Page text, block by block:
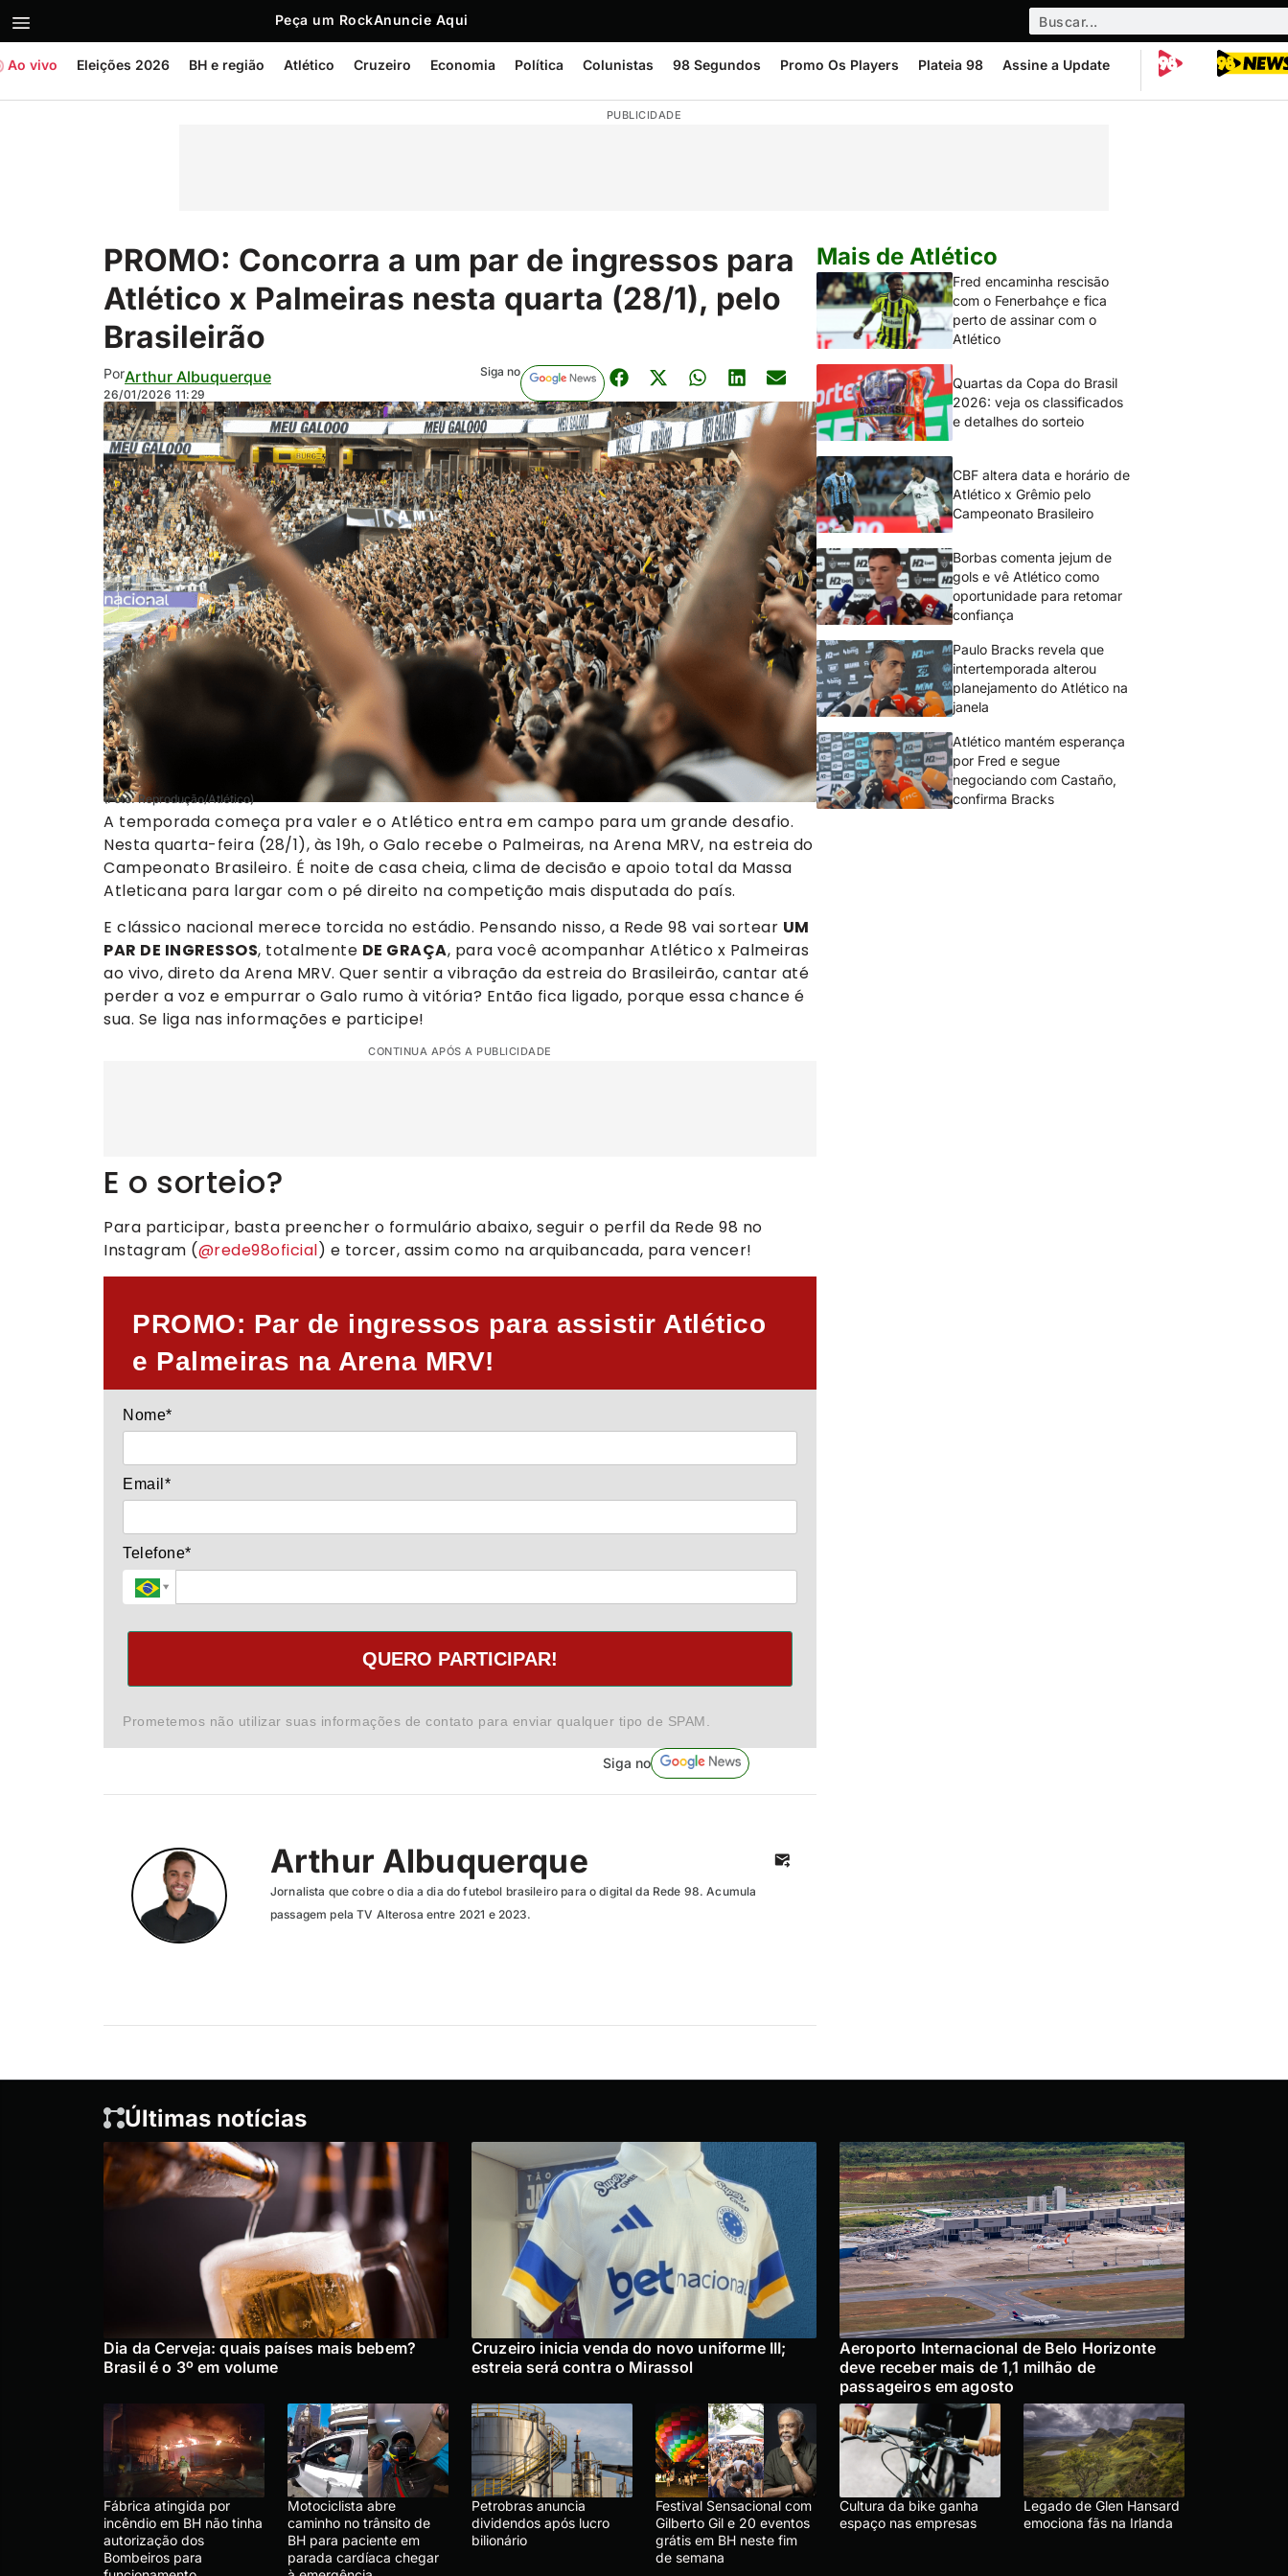
Peça um RockAnuncie Aqui
Ao vivo Eleições 2026 BH e região Atlético Cruzeiro Economia Política Colunistas 98 Segundos Promo Os Players Plateia 98 Assine a Update
PUBLICIDADE
PROMO: Concorra a um par de ingressos para
Atlético x Palmeiras nesta quarta (28/1), pelo
Brasileirão
PorArthur Albuquerque
26/01/2026 11:29
Siga no
(Foto: Reprodução/Atlético)
A temporada começa pra valer e o Atlético entra em campo para um grande desafio.
Nesta quarta-feira (28/1), às 19h, o Galo recebe o Palmeiras, na Arena MRV, na estreia do
Campeonato Brasileiro. É noite de casa cheia, clima de decisão e apoio total da Massa
Atleticana para largar com o pé direito na competição mais disputada do país.
E clássico nacional merece torcida no estádio. Pensando nisso, a Rede 98 vai sortear UM
PAR DE INGRESSOS, totalmente DE GRAÇA, para você acompanhar Atlético x Palmeiras
ao vivo, direto da Arena MRV. Quer sentir a vibração da estreia do Brasileirão, cantar até
perder a voz e empurrar o Galo rumo à vitória? Então fica ligado, porque essa chance é
sua. Se liga nas informações e participe!
CONTINUA APÓS A PUBLICIDADE
E o sorteio?
Para participar, basta preencher o formulário abaixo, seguir o perfil da Rede 98 no
Instagram (@rede98oficial) e torcer, assim como na arquibancada, para vencer!
PROMO: Par de ingressos para assistir Atlético
e Palmeiras na Arena MRV!
Nome*
Email*
Telefone*
QUERO PARTICIPAR!
Prometemos não utilizar suas informações de contato para enviar qualquer tipo de SPAM.
Siga no
Arthur Albuquerque
Jornalista que cobre o dia a dia do futebol brasileiro para o digital da Rede 98. Acumula
passagem pela TV Alterosa entre 2021 e 2023.
Mais de Atlético
Fred encaminha rescisão
com o Fenerbahçe e fica
perto de assinar com o
Atlético
Quartas da Copa do Brasil
2026: veja os classificados
e detalhes do sorteio
CBF altera data e horário de
Atlético x Grêmio pelo
Campeonato Brasileiro
Borbas comenta jejum de
gols e vê Atlético como
oportunidade para retomar
confiança
Paulo Bracks revela que
intertemporada alterou
planejamento do Atlético na
janela
Atlético mantém esperança
por Fred e segue
negociando com Castaño,
confirma Bracks
Últimas notícias
Dia da Cerveja: quais países mais bebem?
Brasil é o 3º em volume
Cruzeiro inicia venda do novo uniforme III;
estreia será contra o Mirassol
Aeroporto Internacional de Belo Horizonte
deve receber mais de 1,1 milhão de
passageiros em agosto
Fábrica atingida por
incêndio em BH não tinha
autorização dos
Bombeiros para
Motociclista abre
caminho no trânsito de
BH para paciente em
parada cardíaca chegar
Petrobras anuncia
dividendos após lucro
bilionário
Festival Sensacional com
Gilberto Gil e 20 eventos
grátis em BH neste fim
de semana
Cultura da bike ganha
espaço nas empresas
Legado de Glen Hansard
emociona fãs na Irlanda